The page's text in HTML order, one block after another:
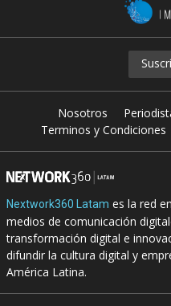
Nosotros
Terminos y Condiciones
Nextwork360 Latam es la red
medios de comunicación
transformación digital e
difundir la cultura digital y
América Latina.